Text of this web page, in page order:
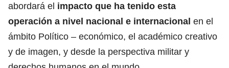
abordará el impacto que ha tenido esta
operación a nivel nacional e internacional en el
ámbito Político – económico, el académico creativo
y de imagen, y desde la perspectiva militar y